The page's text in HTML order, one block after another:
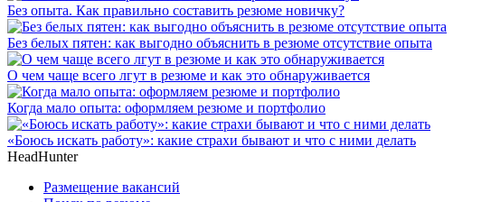
Без опыта. Как правильно составить резюме новичку?
Без белых пятен: как выгодно объяснить в резюме отсутствие опыта
О чем чаще всего лгут в резюме и как это обнаруживается
Когда мало опыта: оформляем резюме и портфолио
«Боюсь искать работу»: какие страхи бывают и что с ними делать
HeadHunter
Размещение вакансий